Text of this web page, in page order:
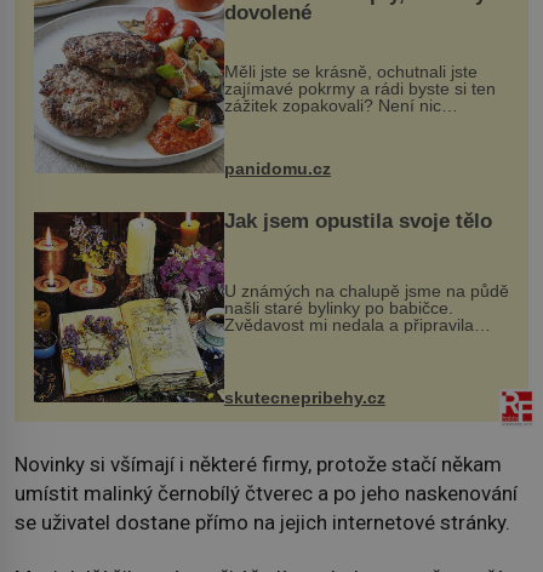
dovolené
Měli jste se krásně, ochutnali jste
zajímavé pokrmy a rádi byste si ten
zážitek zopakovali? Není nic
snazšího. Pljeskavica (10 porcí)
Možná jste ji ochutnali na dovolené v
bývalé Jugoslávii, lze ji vi...
panidomu.cz
Jak jsem opustila svoje tělo
U známých na chalupě jsme na půdě
našli staré bylinky po babičce.
Zvědavost mi nedala a připravila
jsem si z nich lektvar… Zimní pobyt
na chalupě se pro mě vlastní vinou
změnil v děsivý zážitek, na kt...
skutecnepribehy.cz
Novinky si všímají i některé firmy, protože stačí někam
umístit malinký černobílý čtverec a po jeho naskenování
se uživatel dostane přímo na jejich internetové stránky.